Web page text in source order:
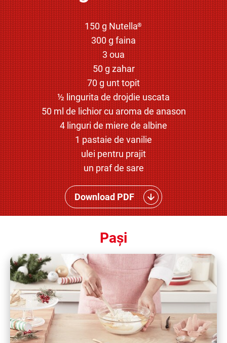
150 g Nutella®
300 g faina
3 oua
50 g zahar
70 g unt topit
½ lingurita de drojdie uscata
50 ml de lichior cu aroma de anason
4 linguri de miere de albine
1 pastaie de vanilie
ulei pentru prajit
un praf de sare
Download PDF
Pași